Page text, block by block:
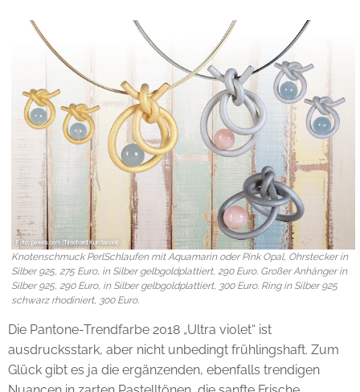
Knotenschmuck PerlSchlaufen mit Aquamarin oder Pink Opal, Ohrstecker in
Silber 925, 275 Euro, in Silber gelbgoldplattiert, 290 Euro. Großer Anhänger in
Silber 925, 290 Euro, in Silber gelbgoldplattiert, 300 Euro. Ring in Silber 925
schwarz rhodiniert, 300 Euro.
Die Pantone-Trendfarbe 2018 „Ultra violet“ ist
ausdrucksstark, aber nicht unbedingt frühlingshaft. Zum
Glück gibt es ja die ergänzenden, ebenfalls trendigen